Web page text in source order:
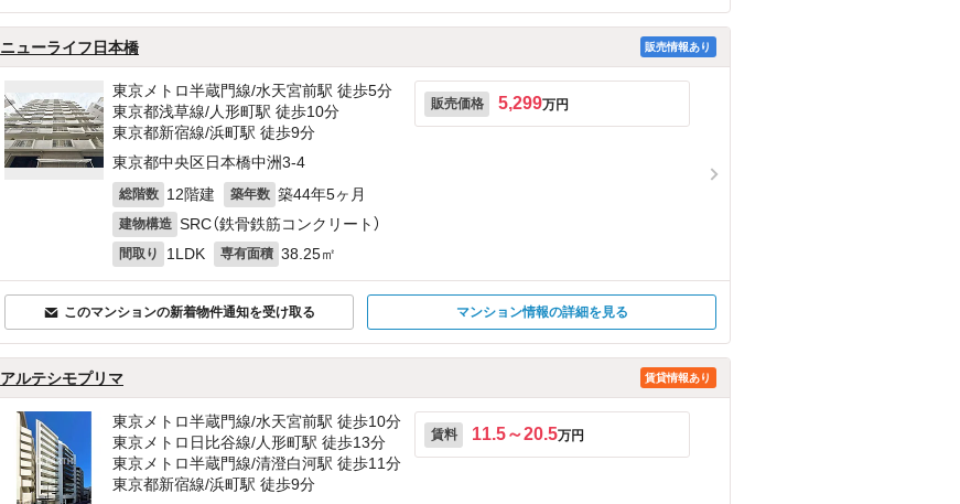
ニューライフ日本橋 販売情報あり
東京メトロ半蔵門線/水天宮前駅 徒歩5分
東京都浅草線/人形町駅 徒歩10分
東京都新宿線/浜町駅 徒歩9分
東京都中央区日本橋中洲3-4
総階数 12階建 築年数 築44年5ヶ月
建物構造 SRC（鉄骨鉄筋コンクリート）
間取り 1LDK 専有面積 38.25㎡
販売価格 5,299万円
このマンションの新着物件通知を受け取る マンション情報の詳細を見る
アルテシモプリマ 賃貸情報あり
東京メトロ半蔵門線/水天宮前駅 徒歩10分
東京メトロ日比谷線/人形町駅 徒歩13分
東京メトロ半蔵門線/清澄白河駅 徒歩11分
東京都新宿線/浜町駅 徒歩9分
賃料 11.5～20.5万円